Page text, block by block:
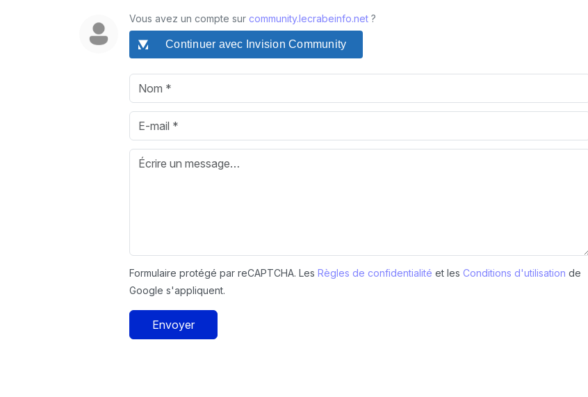
Vous avez un compte sur community.lecrabeinfo.net ?
Continuer avec Invision Community
Formulaire protégé par reCAPTCHA. Les Règles de confidentialité et les Conditions d'utilisation de
Google s'appliquent.
Envoyer